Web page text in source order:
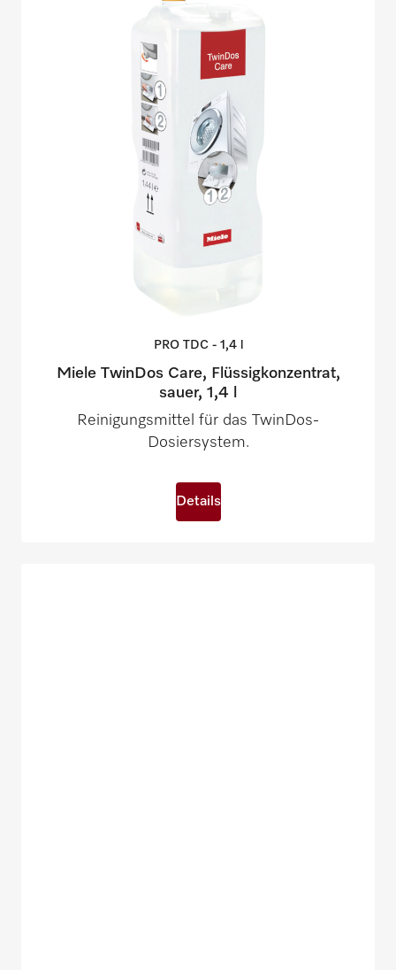
PRO TDC - 1,4
Miele TwinDos Care, Flüssigkonzentrat,
sauer, 1,4 l
Reinigungsmittel für das TwinDos-
Dosiersystem.
Details